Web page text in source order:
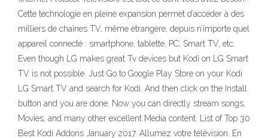
Cette technologie en pleine expansion permet d’accéder à des
milliers de chaînes TV, même étrangère, depuis n’importe quel
appareil connecté : smartphone, tablette, PC, Smart TV, etc.
Even though LG makes great Tv devices but Kodi on LG Smart
TV is not possible. Just Go to Google Play Store on your Kodi
LG Smart TV and search for Kodi. And then click on the Install
button and you are done. Now you can directly stream songs,
Movies, and many other excellent Media content. List of Top 30
Best Kodi Addons January 2017. Allumez votre télévision. En